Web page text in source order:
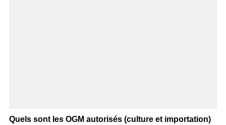
Quels sont les OGM autorisés (culture et importation)